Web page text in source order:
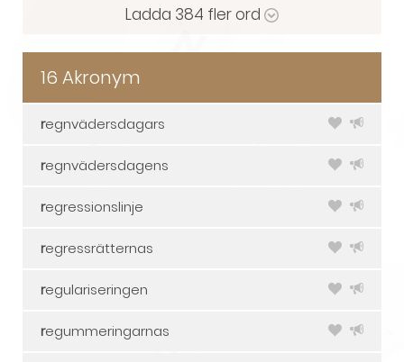
Ladda 384 fler ord
16 Akronym
regnvädersdagars
regnvädersdagens
regressionslinje
regressrätternas
regulariseringen
regummeringarnas